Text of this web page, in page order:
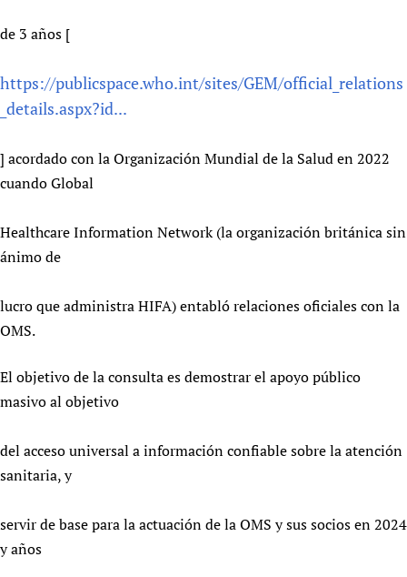
de 3 años [
https://publicspace.who.int/sites/GEM/official_relations
_details.aspx?id...
] acordado con la Organización Mundial de la Salud en 2022
cuando Global
Healthcare Information Network (la organización británica sin
ánimo de
lucro que administra HIFA) entabló relaciones oficiales con la
OMS.
El objetivo de la consulta es demostrar el apoyo público
masivo al objetivo
del acceso universal a información confiable sobre la atención
sanitaria, y
servir de base para la actuación de la OMS y sus socios en 2024
y años